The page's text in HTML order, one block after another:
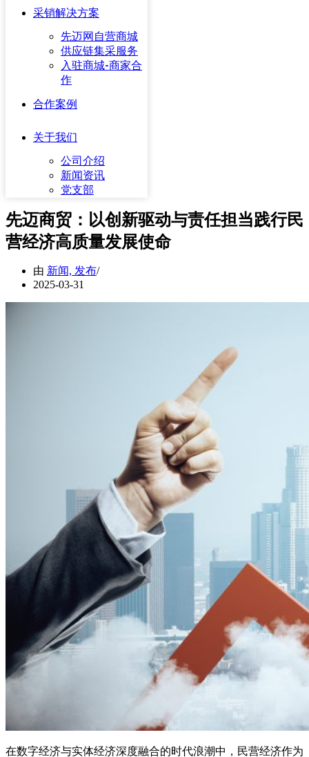
采销解决方案
先迈网自营商城
供应链集采服务
入驻商城-商家合
作
合作案例
关于我们
公司介绍
新闻资讯
党支部
先迈商贸：以创新驱动与责任担当践行民
营经济高质量发展使命
由 新闻, 发布
2025-03-31
在数字经济与实体经济深度融合的时代浪潮中，民营经济作为